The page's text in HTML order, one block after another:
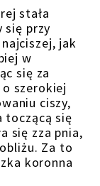
stała
się przy
jak
w
się za
o szerokiej
ciszy,
toczącą się
się zza pnia,
Za to
koronna